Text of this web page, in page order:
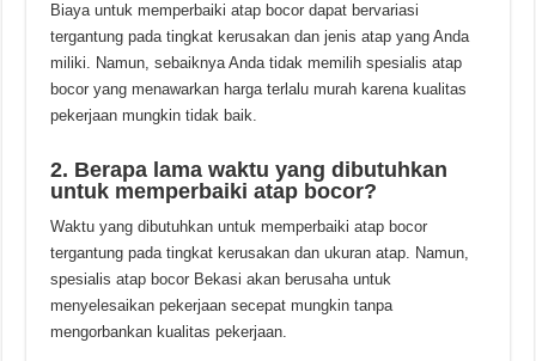
Biaya untuk memperbaiki atap bocor dapat bervariasi
tergantung pada tingkat kerusakan dan jenis atap yang Anda
miliki. Namun, sebaiknya Anda tidak memilih spesialis atap
bocor yang menawarkan harga terlalu murah karena kualitas
pekerjaan mungkin tidak baik.
2. Berapa lama waktu yang dibutuhkan
untuk memperbaiki atap bocor?
Waktu yang dibutuhkan untuk memperbaiki atap bocor
tergantung pada tingkat kerusakan dan ukuran atap. Namun,
spesialis atap bocor Bekasi akan berusaha untuk
menyelesaikan pekerjaan secepat mungkin tanpa
mengorbankan kualitas pekerjaan.